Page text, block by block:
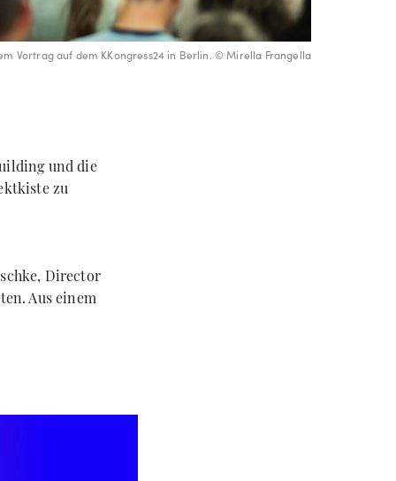
Vortrag auf dem KKongress24 in Berlin. © Mirella Frangella
und die
zu
Director
Aus einem